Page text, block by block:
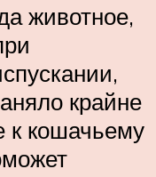
животное,
крайне
к кошачьему